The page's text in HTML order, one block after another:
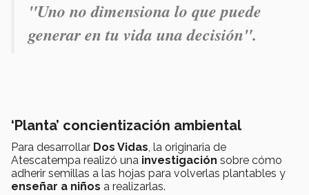
"Uno no dimensiona lo que puede
generar en tu vida una decisión".
‘Planta’ concientización ambiental
Para desarrollar Dos Vidas, la originaria de
Atescatempa realizó una investigación sobre cómo
adherir semillas a las hojas para volverlas plantables y
enseñar a niños a realizarlas.